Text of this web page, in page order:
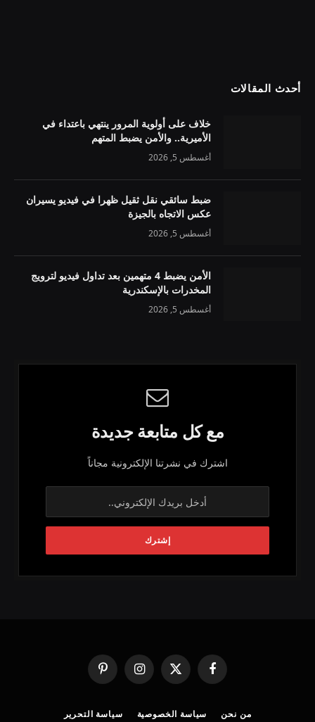
أحدث المقالات
خلاف على أولوية المرور ينتهي باعتداء في
الأميرية.. والأمن يضبط المتهم
أغسطس 5, 2026
ضبط سائقي نقل ثقيل ظهرا في فيديو يسيران
عكس الاتجاه بالجيزة
أغسطس 5, 2026
الأمن يضبط 4 متهمين بعد تداول فيديو لترويج
المخدرات بالإسكندرية
أغسطس 5, 2026
مع كل متابعة جديدة
اشترك في نشرتنا الإلكترونية مجاناً
فيسبوك
X
(Twitter)
الانستغرامبينتيريست
من نحن سياسة الخصوصية سياسة التحرير